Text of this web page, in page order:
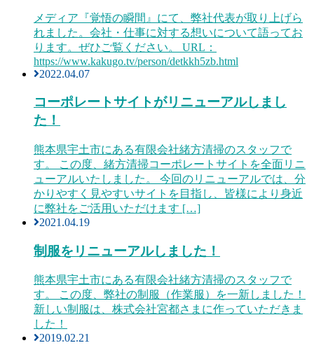
メディア『覚悟の瞬間』にて、弊社代表が取り上げら
れました。会社・仕事に対する想いについて語ってお
ります。ぜひご覧ください。 URL：
https://www.kakugo.tv/person/detkkh5zb.html
2022.04.07
コーポレートサイトがリニューアルしまし
た！
熊本県宇土市にある有限会社緒方清掃のスタッフで
す。 この度、緒方清掃コーポレートサイトを全面リニ
ューアルいたしました。 今回のリニューアルでは、分
かりやすく見やすいサイトを目指し、皆様により身近
に弊社をご活用いただけます […]
2021.04.19
制服をリニューアルしました！
熊本県宇土市にある有限会社緒方清掃のスタッフで
す。 この度、弊社の制服（作業服）を一新しました！
新しい制服は、株式会社宮都さまに作っていただきま
した！
2019.02.21